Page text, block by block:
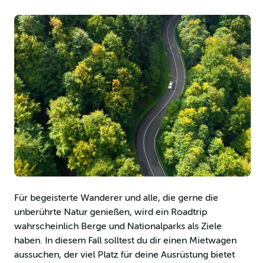
Für begeisterte Wanderer und alle, die gerne die
unberührte Natur genießen, wird ein Roadtrip
wahrscheinlich Berge und Nationalparks als Ziele
haben. In diesem Fall solltest du dir einen Mietwagen
aussuchen, der viel Platz für deine Ausrüstung bietet